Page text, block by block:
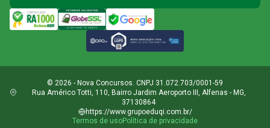
© 2026 - Nova Concursos. CNPJ 31.072.703/0001-59
Rua Américo Totti, 110, Bairro Jardim Aeroporto III, Alfenas - MG,
37130864
https://www.grupoeduqi.com.br/
Termos de usoPolítica de privacidade